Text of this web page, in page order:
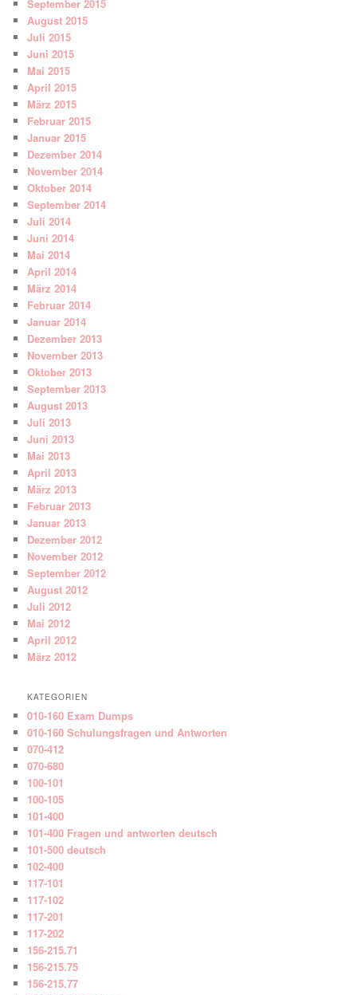
September 2015
August 2015
Juli 2015
Juni 2015
Mai 2015
April 2015
März 2015
Februar 2015
Januar 2015
Dezember 2014
November 2014
Oktober 2014
September 2014
Juli 2014
Juni 2014
Mai 2014
April 2014
März 2014
Februar 2014
Januar 2014
Dezember 2013
November 2013
Oktober 2013
September 2013
August 2013
Juli 2013
Juni 2013
Mai 2013
April 2013
März 2013
Februar 2013
Januar 2013
Dezember 2012
November 2012
September 2012
August 2012
Juli 2012
Mai 2012
April 2012
März 2012
KATEGORIEN
010-160 Exam Dumps
010-160 Schulungsfragen und Antworten
070-412
070-680
100-101
100-105
101-400
101-400 Fragen und antworten deutsch
101-500 deutsch
102-400
117-101
117-102
117-201
117-202
156-215.71
156-215.75
156-215.77